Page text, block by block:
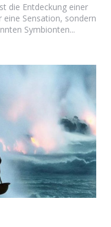
die Entdeckung einer
Sensation, sondern
Symbionten...